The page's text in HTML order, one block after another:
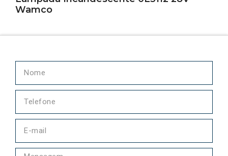
Wamco